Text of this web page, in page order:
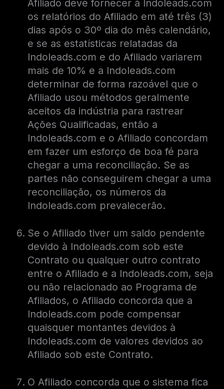
Afiliado deve fornecer à Indoleads.com
os relatórios do Afiliado em até três (3)
dias após o 30º dia do mês calendário,
e se as estatísticas relatadas da
Indoleads.com e do Afiliado variarem
mais de 10% e a Indoleads.com
determinar de forma razoável que o
Afiliado usou métodos geralmente
aceitos da indústria para rastrear
Ações Qualificadas, então a
Indoleads.com e o Afiliado concordam
em fazer um esforço de boa fé para
chegar a uma reconciliação. Se as
partes não conseguirem chegar a uma
reconciliação, os números da
Indoleads.com prevalecerão.
Se o Afiliado tiver um saldo pendente
devido à Indoleads.com sob este
Contrato ou qualquer outro contrato
entre o Afiliado e a Indoleads.com, seja
ou não relacionado ao Programa de
Afiliados, o Afiliado concorda que a
Indoleads.com pode compensar
quaisquer montantes devidos à
Indoleads.com de valores devidos ao
Afiliado sob este Contrato.
O Afiliado concorda que o sistema fica